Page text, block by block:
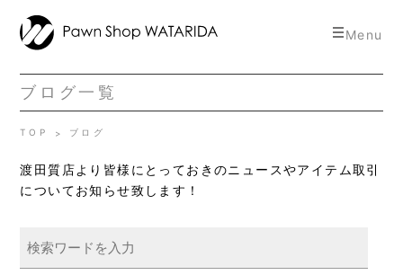
toggle
Menu
ブログ一覧
TOP ブログ
渡田質店より皆様にとっておきのニュースやアイテム取引
についてお知らせ致します！